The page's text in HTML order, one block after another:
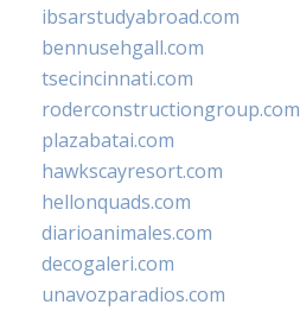
ibsarstudyabroad.com
bennusehgall.com
tsecincinnati.com
roderconstructiongroup.com
plazabatai.com
hawkscayresort.com
hellonquads.com
diarioanimales.com
decogaleri.com
unavozparadios.com